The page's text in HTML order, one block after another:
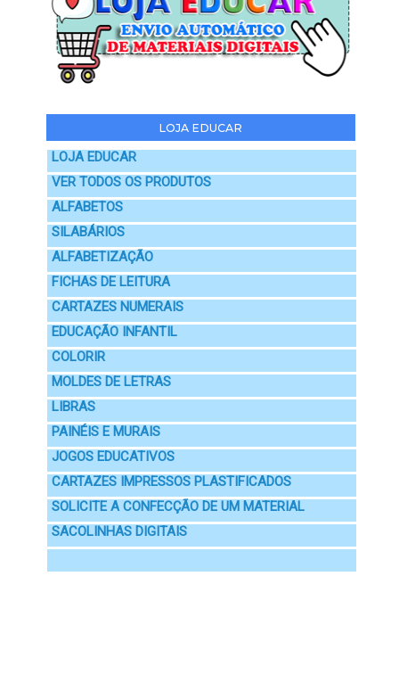
LOJA EDUCAR
LOJA EDUCAR
VER TODOS OS PRODUTOS
ALFABETOS
SILABÁRIOS
ALFABETIZAÇÃO
FICHAS DE LEITURA
CARTAZES NUMERAIS
EDUCAÇÃO INFANTIL
COLORIR
MOLDES DE LETRAS
LIBRAS
PAINÉIS E MURAIS
JOGOS EDUCATIVOS
CARTAZES IMPRESSOS PLASTIFICADOS
SOLICITE A CONFECÇÃO DE UM MATERIAL
SACOLINHAS DIGITAIS